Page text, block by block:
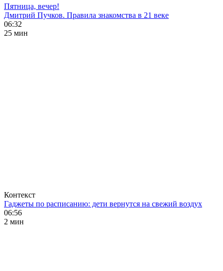
Пятница, вечер!
Дмитрий Пучков. Правила знакомства в 21 веке
06:32
25 мин
Контекст
Гаджеты по расписанию: дети вернутся на свежий воздух
06:56
2 мин